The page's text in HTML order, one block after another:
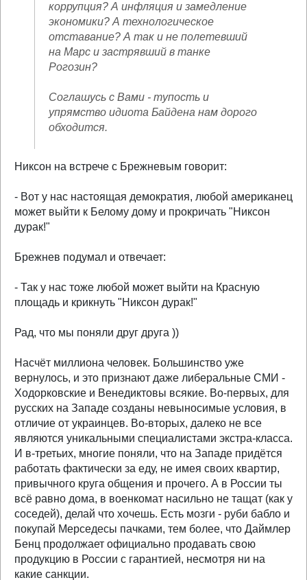
коррупция? А инфляция и замедление
экономики? А технологическое
отставание? А так и не полетевший
на Марс и застрявший в танке
Рогозин?
Соглашусь с Вами - тупость и
упрямство идиота Байдена нам дорого
обходится.
Никсон на встрече с Брежневым говорит:
- Вот у нас настоящая демократия, любой американец
может выйти к Белому дому и прокричать "Никсон
дурак!"
Брежнев подумал и отвечает:
- Так у нас тоже любой может выйти на Красную
площадь и крикнуть "Никсон дурак!"
Рад, что мы поняли друг друга ))
Насчёт миллиона человек. Большинство уже
вернулось, и это признают даже либеральные СМИ -
Ходорковские и Венедиктовы всякие. Во-первых, для
русских на Западе созданы невыносимые условия, в
отличие от украинцев. Во-вторых, далеко не все
являются уникальными специалистами экстра-класса.
И в-третьих, многие поняли, что на Западе придётся
работать фактически за еду, не имея своих квартир,
привычного круга общения и прочего. А в России ты
всё равно дома, в военкомат насильно не тащат (как у
соседей), делай что хочешь. Есть мозги - руби бабло и
покупай Мерседесы пачками, тем более, что Даймлер
Бенц продолжает официально продавать свою
продукцию в России с гарантией, несмотря ни на
какие санкции.